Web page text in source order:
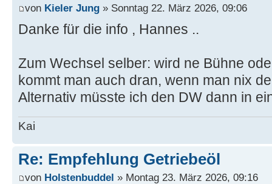
von Kieler Jung » Sonntag 22. März 2026, 09:06
Danke für die info , Hannes ..
Zum Wechsel selber: wird ne Bühne
kommt man auch dran, wenn man nix
Alternativ müsste ich den DW dann in
Kai
Re: Empfehlung Getriebeöl
von Holstenbuddel » Montag 23. März 2026, 09:16